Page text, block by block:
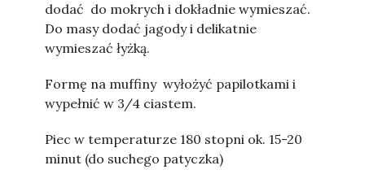
dodać do mokrych i dokładnie wymieszać.
Do masy dodać jagody i delikatnie
wymieszać łyżką.
Formę na muffiny wyłożyć papilotkami i
wypełnić w 3/4 ciastem.
Piec w temperaturze 180 stopni ok. 15-20
minut (do suchego patyczka)